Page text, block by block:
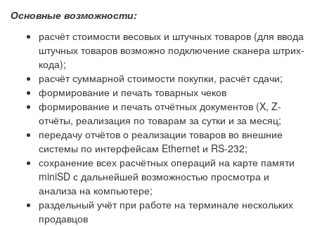
Основные возможности:
расчёт стоимости весовых и штучных товаров (для ввода
штучных товаров возможно подключение сканера штрих-
кода);
расчёт суммарной стоимости покупки, расчёт сдачи;
формирование и печать товарных чеков
формирование и печать отчётных документов (X, Z-
отчёты, реализация по товарам за сутки и за месяц;
передачу отчётов о реализации товаров во внешние
системы по интерфейсам Ethernet и RS-232;
сохранение всех расчётных операций на карте памяти
miniSD с дальнейшей возможностью просмотра и
анализа на компьютере;
раздельный учёт при работе на терминале нескольких
продавцов